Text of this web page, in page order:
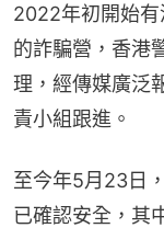
2022年初開始
的詐騙營，香港
理，經傳媒廣泛
責小組跟進。
至今年5月23日
已確認安全，其